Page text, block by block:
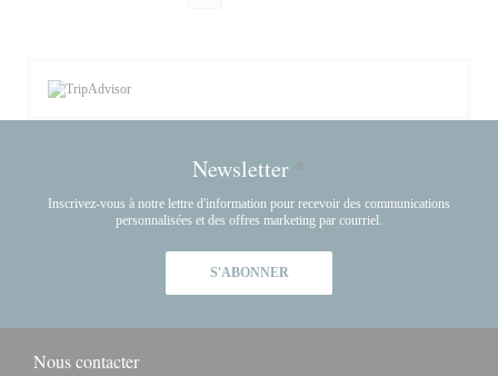
Newsletter *
Inscrivez-vous à notre lettre d'information pour recevoir des communications
personnalisées et des offres marketing par courriel.
S'ABONNER
Nous contacter